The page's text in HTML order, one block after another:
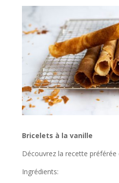
Bricelets à la vanille
Découvrez la recette préférée
Ingrédients: